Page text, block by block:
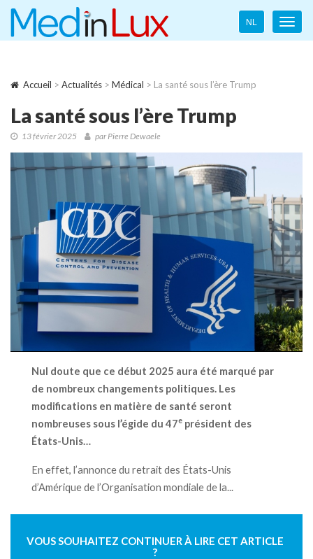
Language
navigation
NL
Accueil > Actualités > Médical > La santé sous l’ère Trump
La santé sous l’ère Trump
13 février 2025 par Pierre Dewaele
Nul doute que ce début 2025 aura été marqué par
de nombreux changements politiques. Les
modifications en matière de santé seront
nombreuses sous l’égide du 47e président des
États-Unis…
En effet, l’annonce du retrait des États-Unis
d’Amérique de l’Organisation mondiale de la...
VOUS SOUHAITEZ CONTINUER À LIRE CET ARTICLE
?